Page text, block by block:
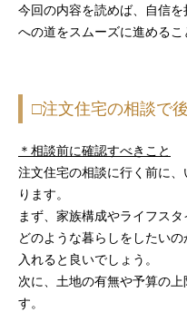
今回の内容を読めば、自信
への道をスムーズに進めるこ
□注文住宅の相談で
＊相談前に確認すべきこと
注文住宅の相談に行く前に
ります。
まず、家族構成やライフスタ
どのような暮らしをしたい
入れると良いでしょう。
次に、土地の有無や予算の
す。